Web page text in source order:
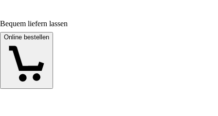
Bequem liefern lassen
Online bestellen